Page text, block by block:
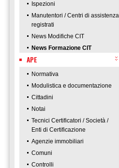
Ispezioni
Manutentori / Centri di assistenza
registrati
News Modifiche CIT
News Formazione CIT
APE
Normativa
Modulistica e documentazione
Cittadini
Notai
Tecnici Certificatori / Società /
Enti di Certificazione
Agenzie immobiliari
Comuni
Controlli